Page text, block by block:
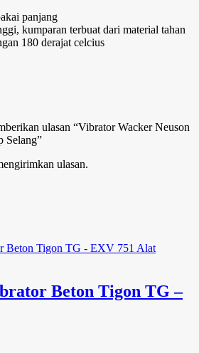
panjang
kumparan terbuat dari material tahan
180 derajat celcius
ulasan “Vibrator Wacker Neuson
Selang”
ulasan.
Beton Tigon TG –